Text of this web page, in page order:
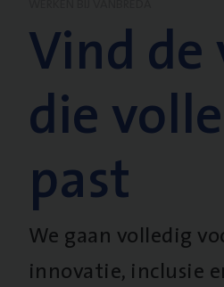
Vind
die
past
We gaan volledig
innovatie, inclusie